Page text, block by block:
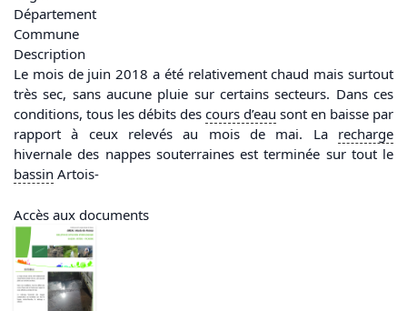
Département
Commune
Description
Le mois de juin 2018 a été relativement chaud mais surtout
très sec, sans aucune pluie sur certains secteurs. Dans ces
conditions, tous les débits des cours d’eau sont en baisse par
rapport à ceux relevés au mois de mai. La recharge
hivernale des nappes souterraines est terminée sur tout le
bassin Artois-
Accès aux documents